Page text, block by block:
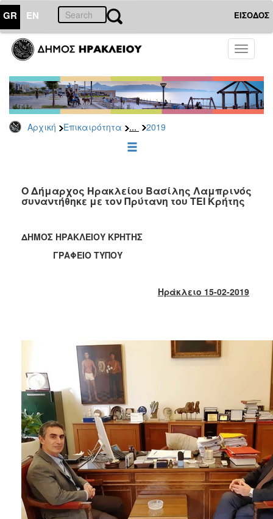
GR EN ΕΙΣΟΔΟΣ
Toggle
Αρχική Επικαιρότητα ... 2019
ΕΠΙΚΑΙΡΟΤΗΤΑ
Τύπου
Αρχείο
2026
2025
2022
2021
2019
2018
2010
2006
ΔΗΜΟΤΗΣ
ΕΠΙΣΚΕΠΤΗΣ
Ο Δήμαρχος Ηρακλείου Βασίλης Λαμπρινός
συναντήθηκε με τον Πρύτανη του ΤΕΙ Κρήτης
ΔΗΜΟΣ ΗΡΑΚΛΕΙΟΥ ΚΡΗΤΗΣ
ΓΡΑΦΕΙΟ ΤΥΠΟΥ
Ηράκλειο 15-02-2019